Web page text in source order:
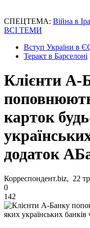
СПЕЦТЕМА: Війна в
ВСІ ТЕМИ
Вступ України в
Теракт в Барселоні
Клієнти А-
карток
додаток
Корреспондент.biz, 22
0
142